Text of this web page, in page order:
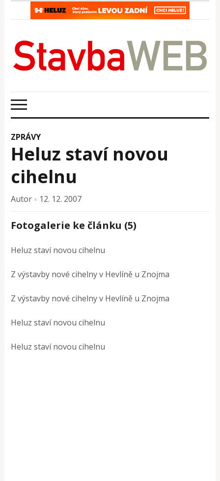
ZPRÁVY
Heluz staví novou
cihelnu
Autor × 12. 12. 2007
Fotogalerie ke článku (5)
Heluz staví novou cihelnu
Z výstavby nové cihelny v Hevlíně u Znojma
Z výstavby nové cihelny v Hevlíně u Znojma
Heluz staví novou cihelnu
Heluz staví novou cihelnu